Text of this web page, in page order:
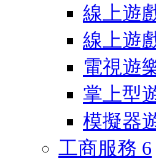
線上遊
線上遊
電視遊
掌上型
模擬器
工商服務 6